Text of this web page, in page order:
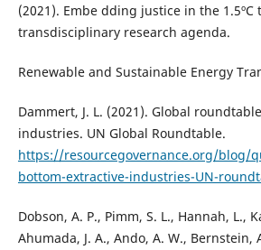
(2021). Embe dding justice in the 1.5ºC
transdisciplinary research agenda.
Renewable and Sustainable Energy
Dammert, J. L. (2021). Global
industries. UN Global Roundtable.
https://resourcegovernance.org/blog/
bottom-extractive-industries-UN-
Dobson, A. P., Pimm, S. L., Hannah, L.,
Ahumada, J. A., Ando, A. W., Bernstein,